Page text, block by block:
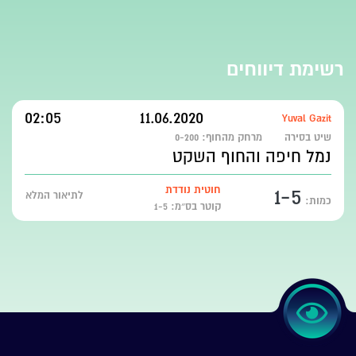
רשימת דיווחים
Yuval Gazit
11.06.2020
02:05
שיט בסירה מרחק מהחוף: 0-200
נמל חיפה והחוף השקט
כמות: 1-5
חוטית נודדת
קוטר בס״מ: 1-5
לתיאור המלא